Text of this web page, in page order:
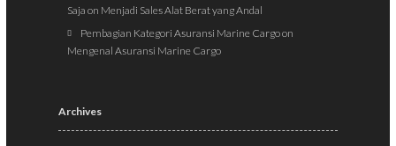
Saja on Menjadi Sales Alat Berat yang Andal
Pembagian Kategori Asuransi Marine Cargoon
Mengenal Asuransi Marine Cargo
Archives